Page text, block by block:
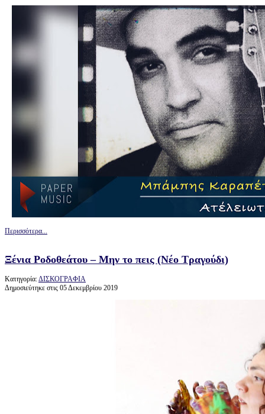
Περισσότερα...
Ξένια Ροδοθεάτου – Μην το πεις (Νέο Τραγούδι)
Κατηγορία:ΔΙΣΚΟΓΡΑΦΙΑ
Δημοσιεύτηκε στις 05 Δεκεμβρίου 2019